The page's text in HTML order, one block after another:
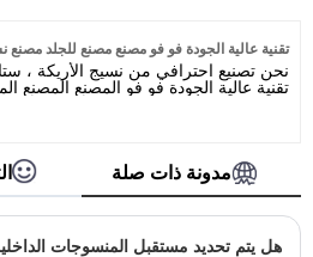
تقنية عالية الجودة فو فو مصنع مصنع للجلد مصنع
نحن تصنيع احترافي من نسيج الأريكة ،
تقنية عالية الجودة فو فو المصنع المصنع
مدونة ذات صلة